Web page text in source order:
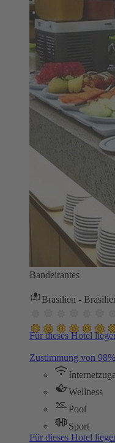
Bandeirantes
Brasilien -
Für dieses Hotel
Zustimmung von
Wellness
Pool
Sport
Für dieses Hotel